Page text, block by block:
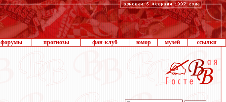
форумы прогнозы фан-клуб юмор музей ссылки